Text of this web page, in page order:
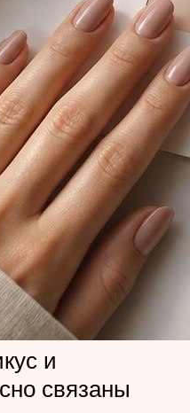
и
связаны